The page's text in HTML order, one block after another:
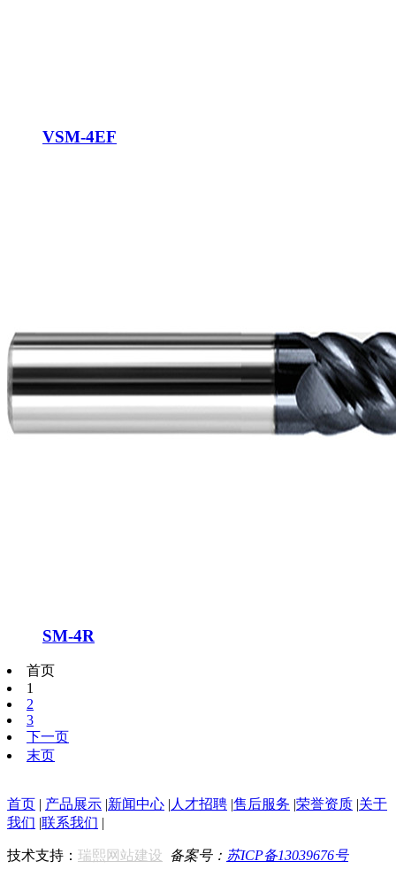
VSM-4EF
SM-4R
首页
1
2
3
下一页
末页
首页 | 产品展示 |新闻中心 | 人才招聘 |售后服务 |荣誉资质 |关于
我们 |联系我们 |
技术支持： 瑞熙网站建设 备案号： 苏ICP备13039676号